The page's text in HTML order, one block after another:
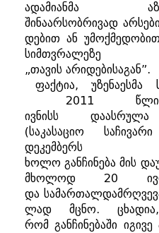
ადამიანმა
შინაარსობრივად
დებით ან უმოქმედობით
სიმთვრალეზე
„თავის არიდებისაგან”.
ფაქტია,უზენაესმა
2011
ივნისს
დაასრულა
(საკასაციო საჩივარი
დეკემბერს
ხოლო განჩინება მის
მხოლოდ 20
და
ლად
მცნო. ცხადია
რომ განჩინებაში იგივე